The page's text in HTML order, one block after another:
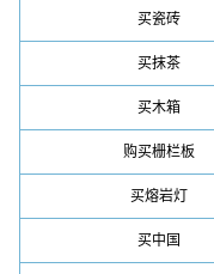
买瓷砖
买抹茶
买木箱
购买栅栏板
买熔岩灯
买中国